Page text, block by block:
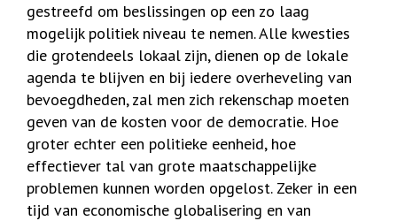
gestreefd om beslissingen op een zo laag
mogelijk politiek niveau te nemen. Alle kwesties
die grotendeels lokaal zijn, dienen op de lokale
agenda te blijven en bij iedere overheveling van
bevoegdheden, zal men zich rekenschap moeten
geven van de kosten voor de democratie. Hoe
groter echter een politieke eenheid, hoe
effectiever tal van grote maatschappelijke
problemen kunnen worden opgelost. Zeker in een
tijd van economische globalisering en van